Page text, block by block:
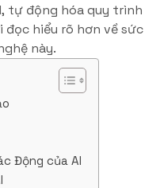
tự động hóa quy trình
hiểu rõ hơn về sức
này.
Động của AI